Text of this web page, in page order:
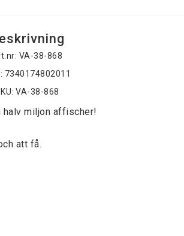
VA-38-868
7340174802011
VA-38-868
halv miljon affischer!
att få.